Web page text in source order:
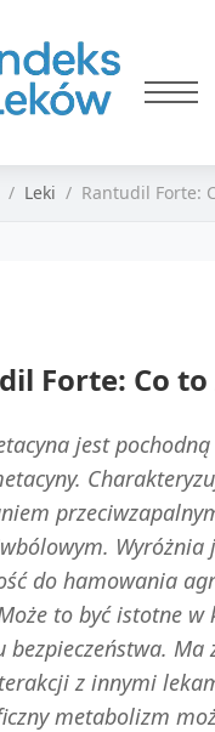
Leki Rantudil Forte:
Forte: Co to
jest pochodną
Wyróżnia
do hamowania
to być istotne w
bezpieczeństwa. Ma
z innymi
metabolizm